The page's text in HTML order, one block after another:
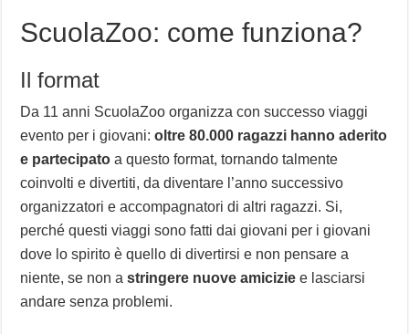
ScuolaZoo: come funziona?
Il format
Da 11 anni ScuolaZoo organizza con successo viaggi
evento per i giovani:oltre 80.000 ragazzi hanno aderito
e partecipato a questo format, tornando talmente
coinvolti e divertiti, da diventare l’anno successivo
organizzatori e accompagnatori di altri ragazzi. Si,
perché questi viaggi sono fatti dai giovani per i giovani
dove lo spirito è quello di divertirsi e non pensare a
niente, se non astringere nuove amicizie e lasciarsi
andare senza problemi.